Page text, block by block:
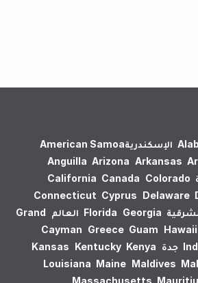
الإسكندرية‎American Samoa
Anguilla Arizona Arkansas
California Canada Colorado
Connecticut Cyprus Delaware
Florida Georgia العالم
Grand
Cayman Greece Guam Hawaii
جدة Kansas Kentucky Kenya
Louisiana Maine Maldives